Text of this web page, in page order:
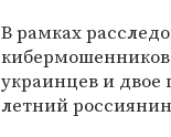
В рамках
украинцев и двое
летний